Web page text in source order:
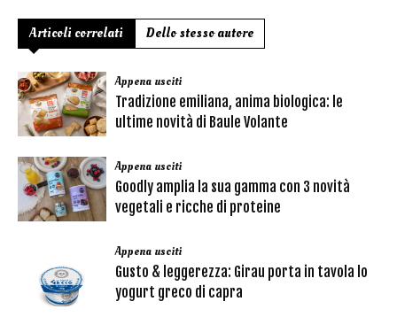
Articoli correlati Dello stesso autore
Appena usciti
Tradizione emiliana, anima biologica: le
ultime novità di Baule Volante
Appena usciti
Goodly amplia la sua gamma con 3 novità
vegetali e ricche di proteine
Appena usciti
Gusto & leggerezza: Girau porta in tavola lo
yogurt greco di capra